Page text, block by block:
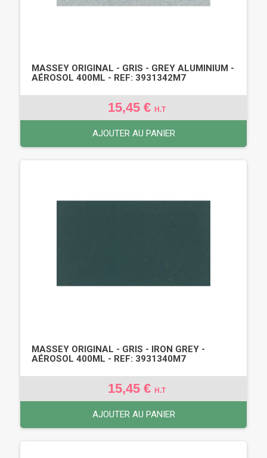
MASSEY ORIGINAL - GRIS - GREY ALUMINIUM -
AÉROSOL 400ML - REF: 3931342M7
15,45 € H.T
AJOUTER AU PANIER
MASSEY ORIGINAL - GRIS - IRON GREY -
AÉROSOL 400ML - REF: 3931340M7
15,45 € H.T
AJOUTER AU PANIER